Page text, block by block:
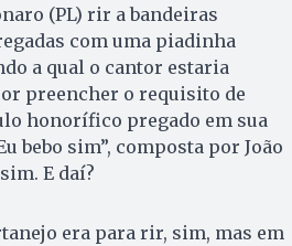
(PL) rir a bandeiras
com uma piadinha
a qual o cantor estaria
preencher o requisito de
honorífico pregado em sua
bebo sim”, composta por João
E daí?
era para rir, sim, mas em